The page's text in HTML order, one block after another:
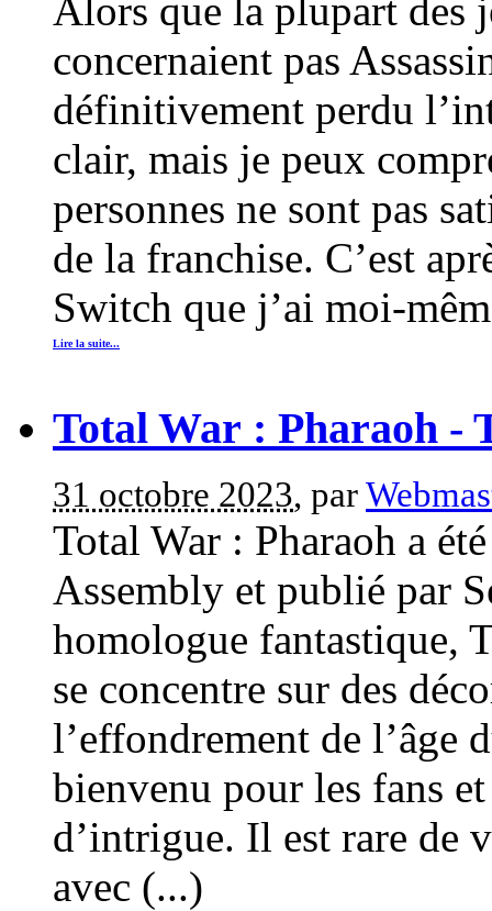
Alors que la plupart des
concernaient pas
définitivement perdu
clair, mais je peux
personnes ne sont pas
de la franchise. C’est
Switch que j’ai moi-
Lire la suite...
Total War : Pharaoh -
31 octobre 2023, par
Total War : Pharaoh a
Assembly et publié par
homologue fantastique,
se concentre sur des
l’effondrement de l’âge
bienvenu pour les fans
d’intrigue. Il est rare de
avec (...)